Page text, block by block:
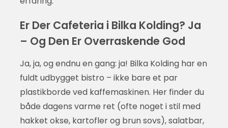
Er Der Cafeteria i Bilka Kolding? Ja
– Og Den Er Overraskende God
Ja, ja, og endnu en gang: ja! Bilka Kolding har en
fuldt udbygget bistro – ikke bare et par
plastikborde ved kaffemaskinen. Her finder du
både dagens varme ret (ofte noget i stil med
hakket okse, kartofler og brun sovs), salatbar,